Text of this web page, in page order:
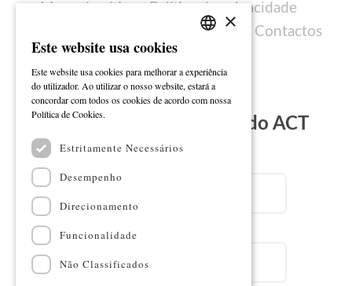
Mapa do sítio
Política de privacidade
Ficha técnica Contactos
Subscreva a Newsletter do ACT
ENGLISH
×
Este website usa cookies
Este website usa cookies para melhorar a experiência
do utilizador. Ao utilizar o nosso website, estará a
concordar com todos os cookies de acordo com nossa
Política de Cookies.
Estritamente Necessários
Desempenho
Direcionamento
Funcionalidade
Não Classificados